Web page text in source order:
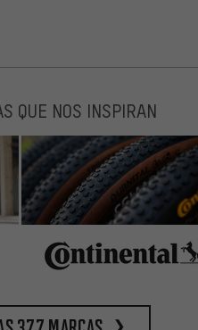
QUE NOS INSPIRAN